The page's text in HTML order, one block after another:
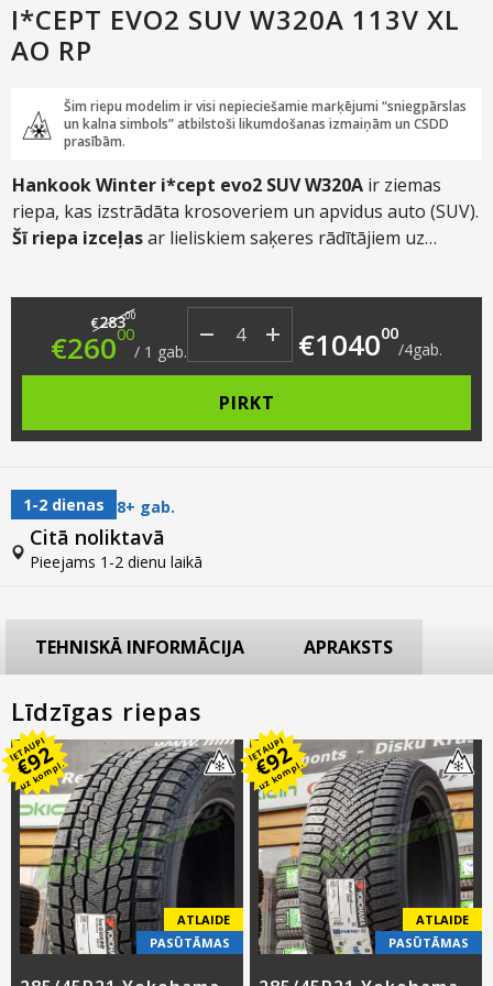
I*CEPT EVO2 SUV W320A 113V XL
AO RP
Šim riepu modelim ir visi nepieciešamie marķējumi “sniegpārslas
un kalna simbols” atbilstoši likumdošanas izmaiņām un CSDD
prasībām.
HankookWinter i*cept evo2 SUV W320A ir ziemas
riepa, kas izstrādāta krosoveriem un apvidus auto (SUV).
Šī riepa izceļasar lieliskiem saķeres rādītājiem uz
€28300 Original price was: €283.00.
€26000 Current price is: €260.00.
/ 1 gab. €104000
/4gab.
PIRKT
1-2 dienas 8+ gab.
Citā noliktavā
Pieejams 1-2 dienu laikā
TEHNISKĀ INFORMĀCIJA APRAKSTS
Līdzīgas riepas
IETAUPI
€92
uz kompl.
ATLAIDE
PASŪTĀMAS
IETAUPI
€92
uz kompl.
ATLAIDE
PASŪTĀMAS